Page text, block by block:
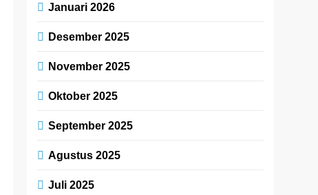
Januari 2026
Desember 2025
November 2025
Oktober 2025
September 2025
Agustus 2025
Juli 2025